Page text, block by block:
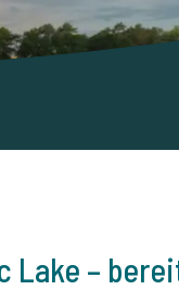
Lake –